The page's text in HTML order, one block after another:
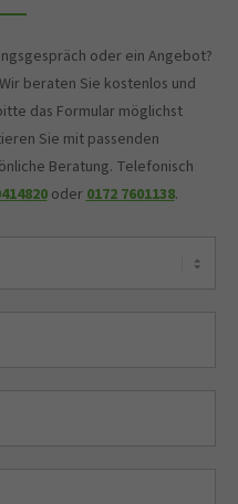
oder ein Angebot?
beraten Sie kostenlos und
das Formular möglichst
Sie mit passenden
Beratung. Telefonisch
oder0172 7601138.